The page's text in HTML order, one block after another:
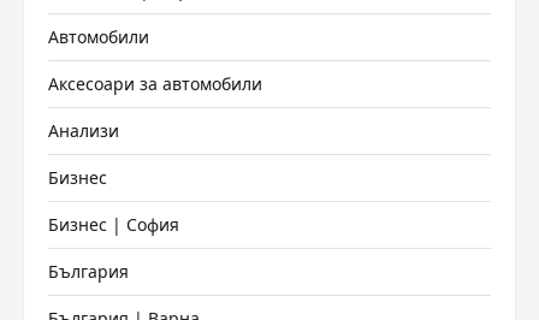
Автомобили
Аксесоари за автомобили
Анализи
Бизнес
Бизнес | София
България